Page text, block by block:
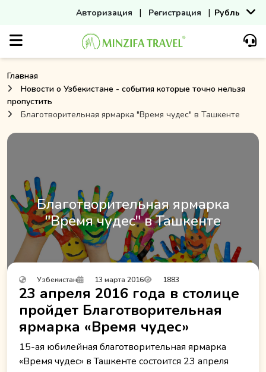
Авторизация | Регистрация | Рубль
Главная
Новости о Узбекистане - события которые точно нельзя
пропустить
Благотворительная ярмарка "Время чудес" в Ташкенте
Благотворительная ярмарка
"Время чудес" в Ташкенте
Узбекистан 13 марта 2016 1883
23 апреля 2016 года в столице
пройдет Благотворительная
ярмарка «Время чудес»
15-ая юбилейная благотворительная ярмарка
«Время чудес» в Ташкенте состоится 23 апреля